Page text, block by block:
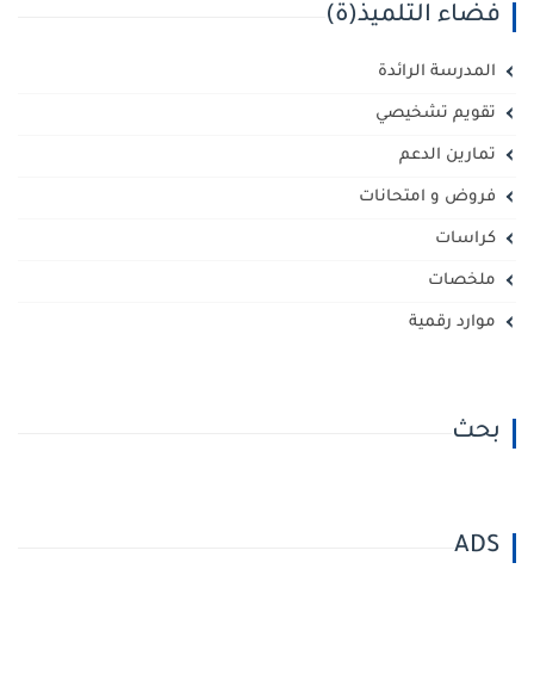
فضاء التلميذ(ة)
المدرسة الرائدة
تقويم تشخيصي
تمارين الدعم
فروض و امتحانات
كراسات
ملخصات
موارد رقمية
بحث
ADS